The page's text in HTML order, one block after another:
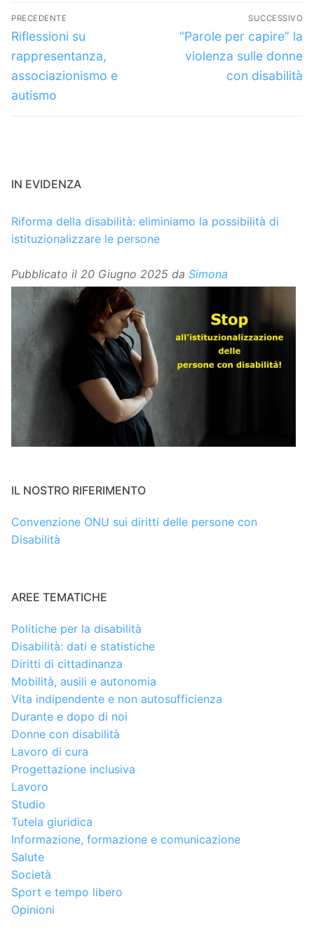
Navigazione
articoli
PRECEDENTE
Articolo
precedente:
Riflessioni su
rappresentanza,
associazionismo e
autismo
SUCCESSIVO
Articolo
successivo:
“Parole per capire” la
violenza sulle donne
con disabilità
IN EVIDENZA
Riforma della disabilità: eliminiamo la possibilità di
istituzionalizzare le persone
Pubblicato il 20 Giugno 2025 da Simona
IL NOSTRO RIFERIMENTO
Convenzione ONU sui diritti delle persone con
Disabilità
AREE TEMATICHE
Politiche per la disabilità
Disabilità: dati e statistiche
Diritti di cittadinanza
Mobilità, ausili e autonomia
Vita indipendente e non autosufficienza
Durante e dopo di noi
Donne con disabilità
Lavoro di cura
Progettazione inclusiva
Lavoro
Studio
Tutela giuridica
Informazione, formazione e comunicazione
Salute
Società
Sport e tempo libero
Opinioni